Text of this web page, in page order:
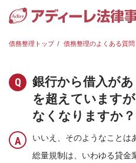
務
借
の
無
債務整理トップ 債務整理のよくある質問
銀行から借入が
を超えています
なくなりますか？
いいえ、そのようなことは
総量規制は、いわゆる貸金